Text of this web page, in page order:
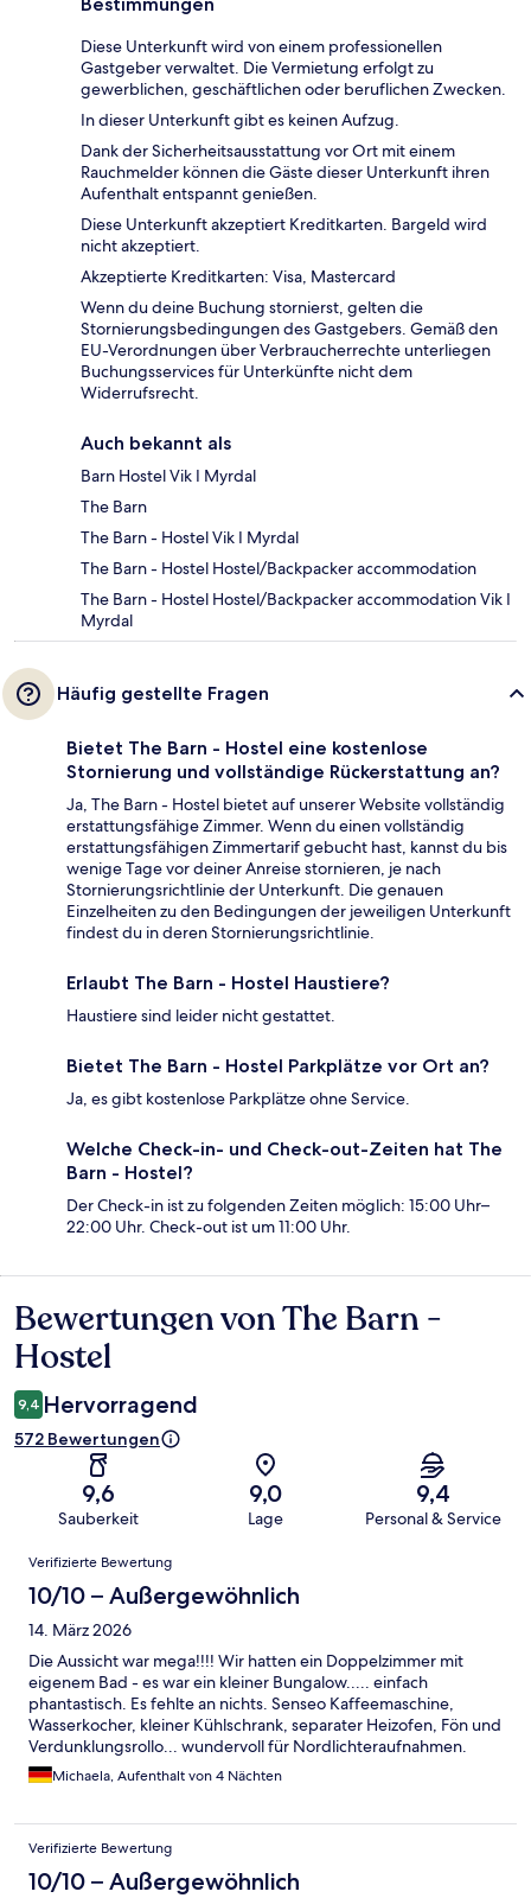
Diese Unterkunft wird von einem professionellen
Gastgeber verwaltet. Die Vermietung erfolgt zu
gewerblichen, geschäftlichen oder beruflichen Zwecken.
In dieser Unterkunft gibt es keinen Aufzug.
Dank der Sicherheitsausstattung vor Ort mit einem
Rauchmelder können die Gäste dieser Unterkunft ihren
Aufenthalt entspannt genießen.
Diese Unterkunft akzeptiert Kreditkarten. Bargeld wird
nicht akzeptiert.
Akzeptierte Kreditkarten: Visa, Mastercard
Wenn du deine Buchung stornierst, gelten die
Stornierungsbedingungen des Gastgebers. Gemäß den
EU-Verordnungen über Verbraucherrechte unterliegen
Buchungsservices für Unterkünfte nicht dem
Widerrufsrecht.
Auch bekannt als
Barn Hostel Vik I Myrdal
The Barn
The Barn - Hostel Vik I Myrdal
The Barn - Hostel Hostel/Backpacker accommodation
The Barn - Hostel Hostel/Backpacker accommodation Vik I
Myrdal
Häufig gestellte Fragen
Bietet The Barn - Hostel eine kostenlose
Stornierung und vollständige Rückerstattung an?
Ja, The Barn - Hostel bietet auf unserer Website vollständig
erstattungsfähige Zimmer. Wenn du einen vollständig
erstattungsfähigen Zimmertarif gebucht hast, kannst du bis
wenige Tage vor deiner Anreise stornieren, je nach
Stornierungsrichtlinie der Unterkunft. Die genauen
Einzelheiten zu den Bedingungen der jeweiligen Unterkunft
findest du in deren Stornierungsrichtlinie.
Erlaubt The Barn - Hostel Haustiere?
Haustiere sind leider nicht gestattet.
Bietet The Barn - Hostel Parkplätze vor Ort an?
Ja, es gibt kostenlose Parkplätze ohne Service.
Welche Check-in- und Check-out-Zeiten hat The
Barn - Hostel?
Der Check-in ist zu folgenden Zeiten möglich: 15:00 Uhr–
22:00 Uhr. Check-out ist um 11:00 Uhr.
Bewertungen
Bewertungen von The Barn -
Hostel
9,4 Hervorragend
572 Bewertungen
9,6
Sauberkeit
9,0
Lage
9,4
Personal & Service
Bewertungen
Verifizierte Bewertung
10/10 – Außergewöhnlich
14. März 2026
Die Aussicht war mega!!!! Wir hatten ein Doppelzimmer mit
eigenem Bad - es war ein kleiner Bungalow..... einfach
phantastisch. Es fehlte an nichts. Senseo Kaffeemaschine,
Wasserkocher, kleiner Kühlschrank, separater Heizofen, Fön und
Verdunklungsrollo... wundervoll für Nordlichteraufnahmen.
Nach Vik ca. 6 Minuten. Im Haupthaus kann gekocht werden in
einer schönen großen Küche. Sehr gut ausgestattet. Alles sehr
Michaela, Aufenthalt von 4 Nächten
Verifizierte Bewertung
10/10 – Außergewöhnlich